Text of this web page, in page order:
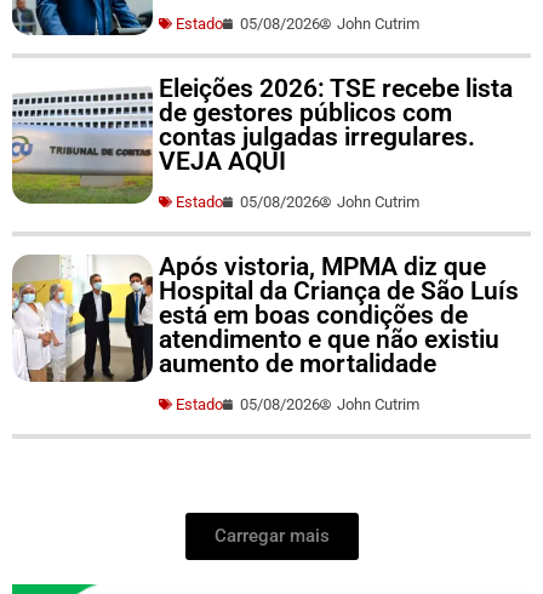
Estado 05/08/2026 John Cutrim
Eleições 2026: TSE recebe lista
de gestores públicos com
contas julgadas irregulares.
VEJA AQUI
Estado 05/08/2026 John Cutrim
Após vistoria, MPMA diz que
Hospital da Criança de São Luís
está em boas condições de
atendimento e que não existiu
aumento de mortalidade
Estado 05/08/2026 John Cutrim
Carregar mais